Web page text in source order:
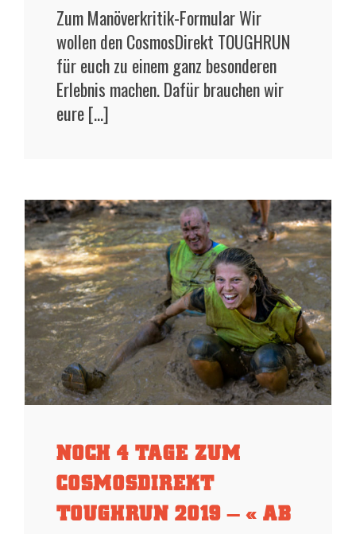
Zum Manöverkritik-Formular Wir
wollen den CosmosDirekt TOUGHRUN
für euch zu einem ganz besonderen
Erlebnis machen. Dafür brauchen wir
eure [...]
NOCH 4 TAGE ZUM
COSMOSDIREKT
TOUGHRUN 2019 – « AB